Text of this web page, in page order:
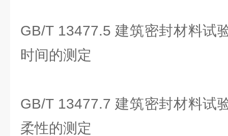
GB/T 13477.5 建筑密封材料试
时间的测定
GB/T 13477.7 建筑密封材料试
柔性的测定